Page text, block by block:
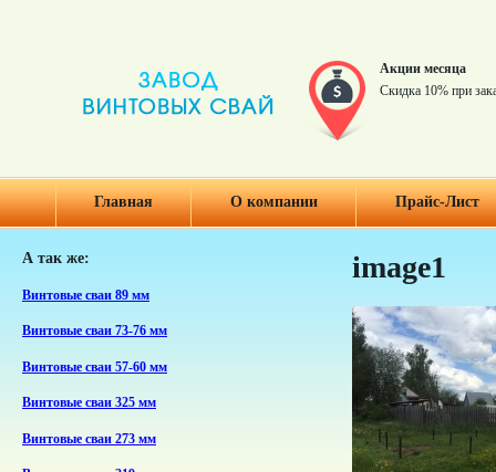
Акции месяца
Скидка 10% при
Главная О компании Прайс-Лист
А так же:
Винтовые сваи 89 мм
Винтовые сваи 73-76 мм
Винтовые сваи 57-60 мм
Винтовые сваи 325 мм
Винтовые сваи 273 мм
image1